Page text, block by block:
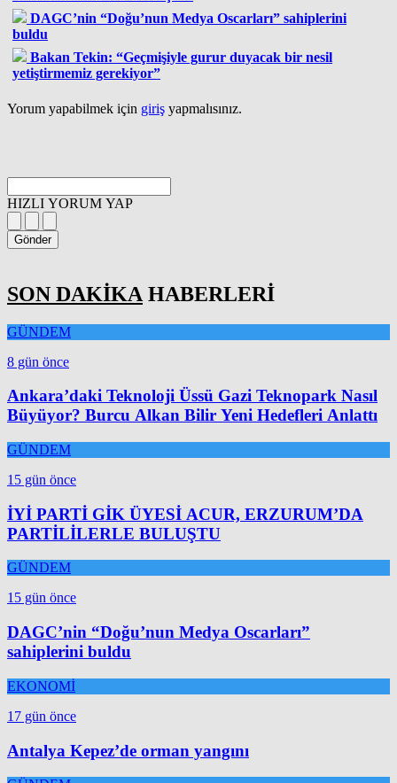
DAGC’nin “Doğu’nun Medya Oscarları” sahiplerini
buldu
Bakan Tekin: “Geçmişiyle gurur duyacak bir nesil
yetiştirmemiz gerekiyor”
Yorum yapabilmek için giriş yapmalısınız.
HIZLI YORUM YAP
Gönder
SON DAKİKA HABERLERİ
GÜNDEM
8 gün önce
Ankara’daki Teknoloji Üssü Gazi Teknopark Nasıl
Büyüyor? Burcu Alkan Bilir Yeni Hedefleri Anlattı
GÜNDEM
15 gün önce
İYİ PARTİ GİK ÜYESİ ACUR, ERZURUM’DA
PARTİLİLERLE BULUŞTU
GÜNDEM
15 gün önce
DAGC’nin “Doğu’nun Medya Oscarları”
sahiplerini buldu
EKONOMİ
17 gün önce
Antalya Kepez’de orman yangını